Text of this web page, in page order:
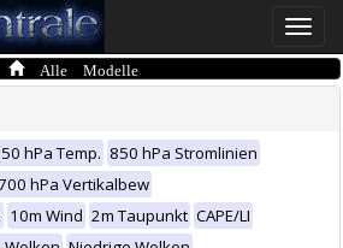
Toggle
Alle Modelle
hPa Temp. 850 hPa Stromlinien
hPa Vertikalbew
10m Wind 2m Taupunkt CAPE/LI